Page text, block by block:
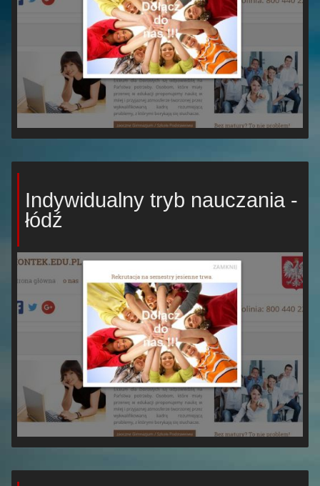
Indywidualny tryb nauczania -
łódź